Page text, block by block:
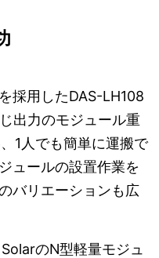
採用したDAS-LH108
出力のモジュール重
1人でも簡単に運搬で
ュールの設置作業を
バリエーションも広
のN型軽量モジュ